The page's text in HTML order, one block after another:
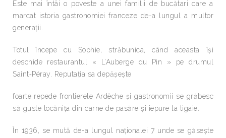
Este mai întâi o poveste a unei familii de bucătari care a
marcat istoria gastronomiei franceze de-a lungul a multor
generații.
Totul începe cu Sophie, străbunica, când aceasta își
deschide restaurantul « L’Auberge du Pin » pe drumul
Saint‐Péray. Reputația sa depășește
foarte repede frontierele Ardèche și gastronomii se grăbesc
să guste tocănița din carne de pasăre și iepure la tigaie.
În 1936, se mută de-a lungul naționalei 7 unde se găsește